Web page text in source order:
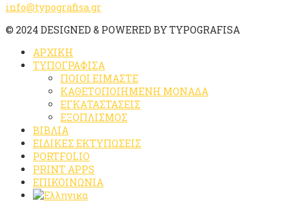
info@typografisa.gr
© 2024 DESIGNED & POWERED BY TYPOGRAFISA
ΑΡΧΙΚΗ
ΤΥΠΟΓΡΑΦΙΣΑ
ΠΟΙΟΙ ΕΙΜΑΣΤΕ
ΚΑΘΕΤΟΠΟΙΗΜΕΝΗ ΜΟΝΑΔΑ
ΕΓΚΑΤΑΣΤΑΣΕΙΣ
ΕΞΟΠΛΙΣΜΟΣ
ΒΙΒΛΙΑ
ΕΙΔΙΚΕΣ ΕΚΤΥΠΩΣΕΙΣ
PORTFOLIO
PRINT APPS
ΕΠΙΚΟΙΝΩΝΙΑ